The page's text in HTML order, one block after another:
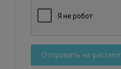
Отправить на